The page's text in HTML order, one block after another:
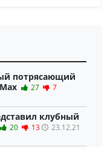
потрясающий
27
7
клубный
20 13 23.12.21